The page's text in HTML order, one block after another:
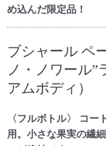
め込んだ限定品！
ブシャール ペ
ノ・ノワール”
アムボディ）
〈フルボトル〉 コー
用。小さな果実の繊